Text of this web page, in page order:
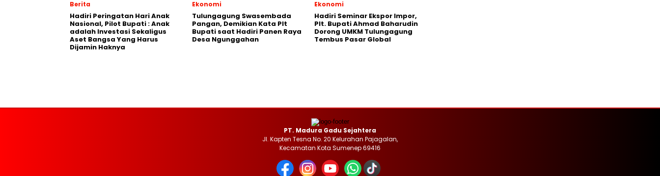
Berita
Hadiri Peringatan Hari Anak
Nasional, Pilot Bupati : Anak
adalah Investasi Sekaligus
Aset Bangsa Yang Harus
Dijamin Haknya
Ekonomi
Tulungagung Swasembada
Pangan, Demikian Kata Plt
Bupati saat Hadiri Panen Raya
Desa Ngunggahan
Ekonomi
Hadiri Seminar Ekspor Impor,
Plt. Bupati Ahmad Baharudin
Dorong UMKM Tulungagung
Tembus Pasar Global
PT. Madura Gadu Sejahtera
Jl. Kapten Tesna No. 20 Kelurahan Pajagalan,
Kecamatan Kota Sumenep 69416